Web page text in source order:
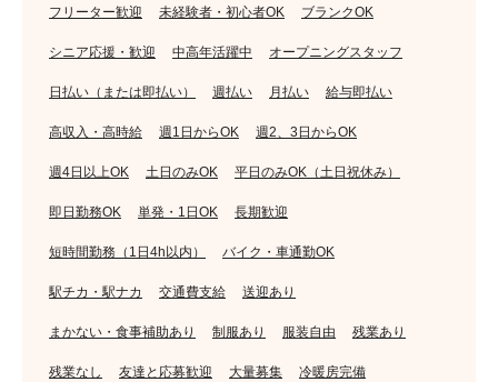
フリーター歓迎 未経験者・初心者OK ブランクOK
シニア応援・歓迎 中高年活躍中 オープニングスタッフ
日払い（または即払い） 週払い 月払い 給与即払い
高収入・高時給 週1日からOK 週2、3日からOK
週4日以上OK 土日のみOK 平日のみOK（土日祝休み）
即日勤務OK 単発・1日OK 長期歓迎
短時間勤務（1日4h以内） バイク・車通勤OK
駅チカ・駅ナカ 交通費支給 送迎あり
まかない・食事補助あり 制服あり 服装自由 残業あり
残業なし 友達と応募歓迎 大量募集 冷暖房完備